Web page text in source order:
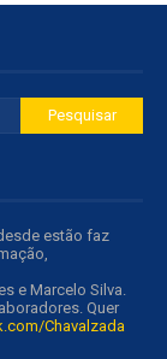
estão faz
e Marcelo Silva.
Quer
Chavalzada